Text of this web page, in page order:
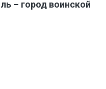
– город воинской